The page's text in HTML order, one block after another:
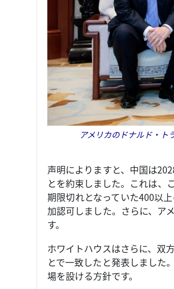
アメリカのドナルド・ト
声明によりますと、中国は
とを約束しました。これは、
期限切れとなっていた400以
加認可しました。さらに、ア
す。
ホワイトハウスはさらに、双
とで一致したと発表しました
場を設ける方針です。